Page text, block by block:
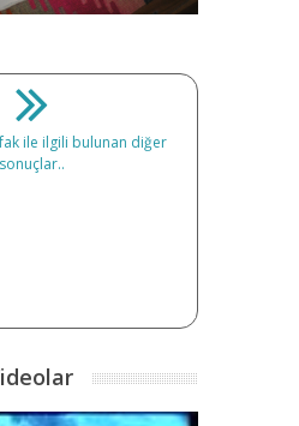
ile ilgili bulunan diğer
sonuçlar..